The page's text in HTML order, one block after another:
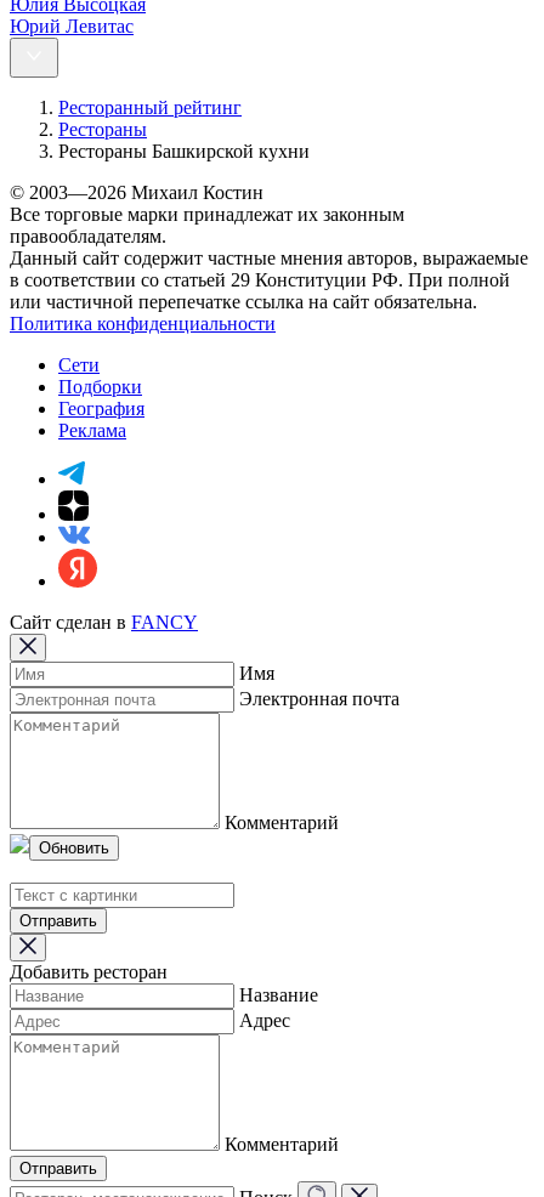
Юрий Левитас
Ресторанный рейтинг
Рестораны
Рестораны Башкирской кухни
© 2003—2026 Михаил Костин
Все торговые марки принадлежат их законным
правообладателям.
Данный сайт содержит частные мнения авторов, выражаемые
в соответствии со статьей 29 Конституции РФ. При полной
или частичной перепечатке ссылка на сайт обязательна.
Политика конфиденциальности
Сети
Подборки
География
Реклама
Сайт сделан в FANCY
Имя
Электронная почта
Комментарий
Обновить
Отправить
Добавить ресторан
Название
Адрес
Комментарий
Отправить